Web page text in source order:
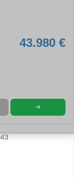
43.980 €
➜